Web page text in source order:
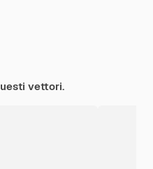
vettori.